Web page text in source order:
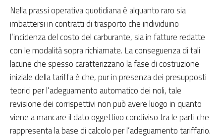
Nella prassi operativa quotidiana è alquanto raro sia
imbattersi in contratti di trasporto che individuino
l’incidenza del costo del carburante, sia in fatture redatte
con le modalità sopra richiamate. La conseguenza di tali
lacune che spesso caratterizzano la fase di costruzione
iniziale della tariffa è che, pur in presenza dei presupposti
teorici per l’adeguamento automatico dei noli, tale
revisione dei corrispettivi non può avere luogo in quanto
viene a mancare il dato oggettivo condiviso tra le parti che
rappresenta la base di calcolo per l’adeguamento tariffario.